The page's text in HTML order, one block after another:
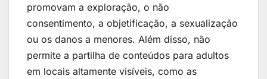
promovam a exploração, o não
consentimento, a objetificação, a sexualização
ou os danos a menores. Além disso, não
permite a partilha de conteúdos para adultos
em locais altamente visíveis, como as